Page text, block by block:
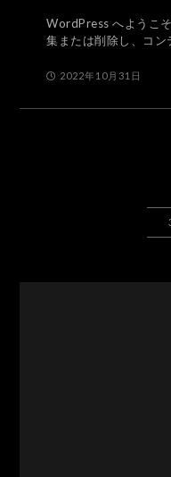
WordPress へようこ
集または削除し、コン
2022年10月31日